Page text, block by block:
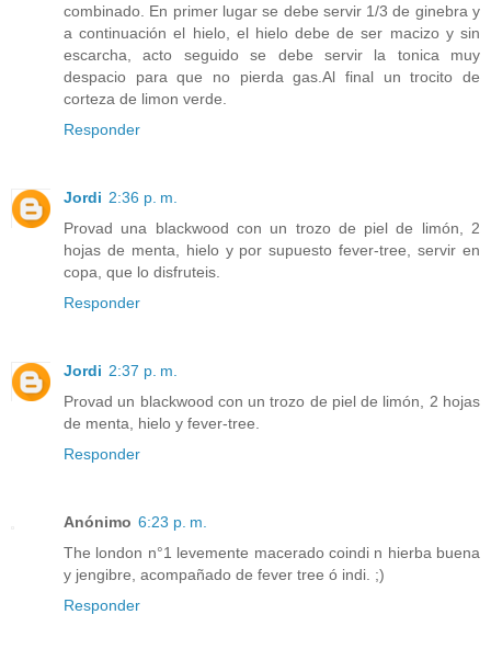
combinado. En primer lugar se debe servir 1/3 de ginebra y
a continuación el hielo, el hielo debe de ser macizo y sin
escarcha, acto seguido se debe servir la tonica muy
despacio para que no pierda gas.Al final un trocito de
corteza de limon verde.
Responder
Jordi 2:36 p. m.
Provad una blackwood con un trozo de piel de limón, 2
hojas de menta, hielo y por supuesto fever-tree, servir en
copa, que lo disfruteis.
Responder
Jordi 2:37 p. m.
Provad un blackwood con un trozo de piel de limón, 2 hojas
de menta, hielo y fever-tree.
Responder
Anónimo 6:23 p. m.
The london n°1 levemente macerado coindi n hierba buena
y jengibre, acompañado de fever tree ó indi. ;)
Responder